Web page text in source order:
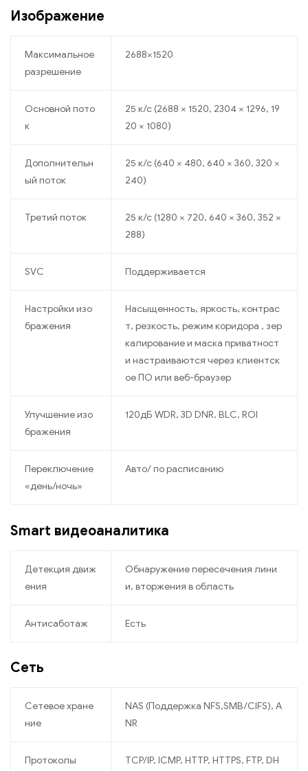
Изображение
Максимальное
разрешение
2688×1520
Основной пото
к
25 к/с (2688 × 1520, 2304 × 1296, 19
20 × 1080)
Дополнительн
ый поток
25 к/с (640 × 480, 640 × 360, 320 ×
240)
Третий поток
25 к/с (1280 × 720, 640 × 360, 352 ×
288)
SVC Поддерживается
Настройки изо
бражения
Насыщенность, яркость, контрас
т, резкость, режим коридора , зер
калирование и маска приватност
и настраиваются через клиентск
ое ПО или веб-браузер
Улучшение изо
бражения
120дБ WDR, 3D DNR, BLC, ROI
Переключение
«день/ночь»
Авто/ по расписанию
Smart видеоаналитика
Детекция движ
ения
Обнаружение пересечения лини
и, вторжения в область
Антисаботаж Есть
Сеть
Сетевое хране
ние
NAS (Поддержка NFS,SMB/CIFS), A
NR
Протоколы
TCP/IP, ICMP, HTTP, HTTPS, FTP, DH